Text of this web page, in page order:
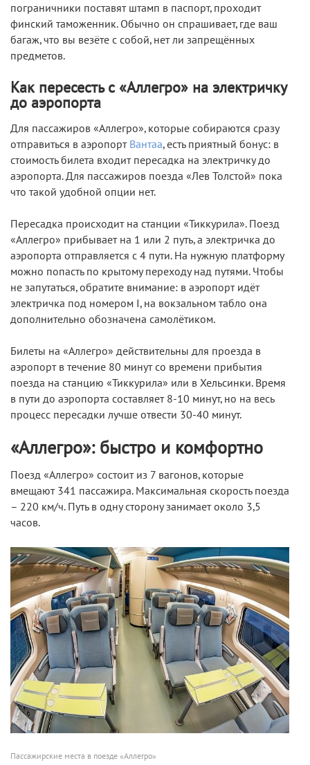
пограничники поставят штамп в паспорт, проходит
финский таможенник. Обычно он спрашивает, где ваш
багаж, что вы везёте с собой, нет ли запрещённых
предметов.
Как пересесть с «Аллегро» на электричку
до аэропорта
Для пассажиров «Аллегро», которые собираются сразу
отправиться в аэропорт Вантаа, есть приятный бонус: в
стоимость билета входит пересадка на электричку до
аэропорта. Для пассажиров поезда «Лев Толстой» пока
что такой удобной опции нет.
Пересадка происходит на станции «Тиккурила». Поезд
«Аллегро» прибывает на 1 или 2 путь, а электричка до
аэропорта отправляется с 4 пути. На нужную платформу
можно попасть по крытому переходу над путями. Чтобы
не запутаться, обратите внимание: в аэропорт идёт
электричка под номером I, на вокзальном табло она
дополнительно обозначена самолётиком.
Билеты на «Аллегро» действительны для проезда в
аэропорт в течение 80 минут со времени прибытия
поезда на станцию «Тиккурила» или в Хельсинки. Время
в пути до аэропорта составляет 8-10 минут, но на весь
процесс пересадки лучше отвести 30-40 минут.
«Аллегро»: быстро и комфортно
Поезд «Аллегро» состоит из 7 вагонов, которые
вмещают 341 пассажира. Максимальная скорость поезда
– 220 км/ч. Путь в одну сторону занимает около 3,5
часов.
Пассажирские места в поезде «Аллегро»